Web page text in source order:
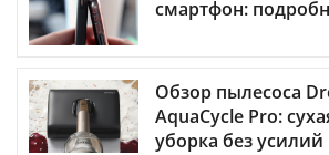
смартфон:
Обзор пылесоса
AquaCycle Pro:
уборка без усилий